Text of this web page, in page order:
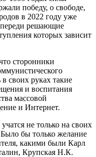
победу, о свободе,
в 2022 году уже
решающие
которых зависит
сторонники
своих руках такие
и воспитания
массовой
и Интернет.
не только на своих
бы только желание
какими были Карл
Крупская Н.К.